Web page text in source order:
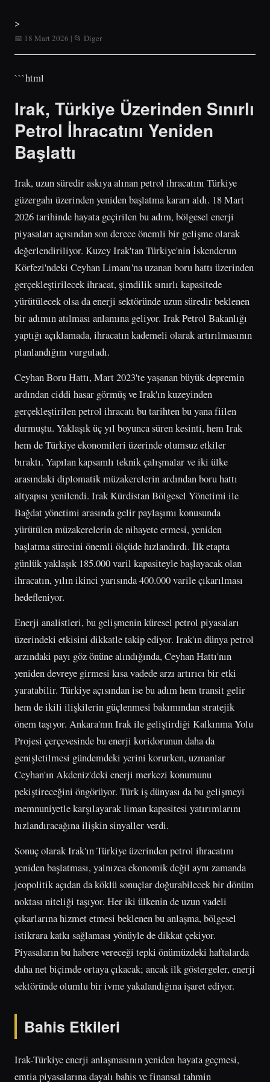
>
📅 18 Mart 2026 | 📂 Diger
```html
Irak, Türkiye Üzerinden Sınırlı
Petrol İhracatını Yeniden
Başlattı
Irak, uzun süredir askıya alınan petrol ihracatını Türkiye
güzergahı üzerinden yeniden başlatma kararı aldı. 18 Mart
2026 tarihinde hayata geçirilen bu adım, bölgesel enerji
piyasaları açısından son derece önemli bir gelişme olarak
değerlendiriliyor. Kuzey Irak'tan Türkiye'nin İskenderun
Körfezi'ndeki Ceyhan Limanı'na uzanan boru hattı üzerinden
gerçekleştirilecek ihracat, şimdilik sınırlı kapasitede
yürütülecek olsa da enerji sektöründe uzun süredir beklenen
bir adımın atılması anlamına geliyor. Irak Petrol Bakanlığı
yaptığı açıklamada, ihracatın kademeli olarak artırılmasının
planlandığını vurguladı.
Ceyhan Boru Hattı, Mart 2023'te yaşanan büyük depremin
ardından ciddi hasar görmüş ve Irak'ın kuzeyinden
gerçekleştirilen petrol ihracatı bu tarihten bu yana fiilen
durmuştu. Yaklaşık üç yıl boyunca süren kesinti, hem Irak
hem de Türkiye ekonomileri üzerinde olumsuz etkiler
bıraktı. Yapılan kapsamlı teknik çalışmalar ve iki ülke
arasındaki diplomatik müzakerelerin ardından boru hattı
altyapısı yenilendi. Irak Kürdistan Bölgesel Yönetimi ile
Bağdat yönetimi arasında gelir paylaşımı konusunda
yürütülen müzakerelerin de nihayete ermesi, yeniden
başlatma sürecini önemli ölçüde hızlandırdı. İlk etapta
günlük yaklaşık 185.000 varil kapasiteyle başlayacak olan
ihracatın, yılın ikinci yarısında 400.000 varile çıkarılması
hedefleniyor.
Enerji analistleri, bu gelişmenin küresel petrol piyasaları
üzerindeki etkisini dikkatle takip ediyor. Irak'ın dünya petrol
arzındaki payı göz önüne alındığında, Ceyhan Hattı'nın
yeniden devreye girmesi kısa vadede arzı artırıcı bir etki
yaratabilir. Türkiye açısından ise bu adım hem transit gelir
hem de ikili ilişkilerin güçlenmesi bakımından stratejik
önem taşıyor. Ankara'nın Irak ile geliştirdiği Kalkınma Yolu
Projesi çerçevesinde bu enerji koridorunun daha da
genişletilmesi gündemdeki yerini korurken, uzmanlar
Ceyhan'ın Akdeniz'deki enerji merkezi konumunu
pekiştireceğini öngörüyor. Türk iş dünyası da bu gelişmeyi
memnuniyetle karşılayarak liman kapasitesi yatırımlarını
hızlandıracağına ilişkin sinyaller verdi.
Sonuç olarak Irak'ın Türkiye üzerinden petrol ihracatını
yeniden başlatması, yalnızca ekonomik değil aynı zamanda
jeopolitik açıdan da köklü sonuçlar doğurabilecek bir dönüm
noktası niteliği taşıyor. Her iki ülkenin de uzun vadeli
çıkarlarına hizmet etmesi beklenen bu anlaşma, bölgesel
istikrara katkı sağlaması yönüyle de dikkat çekiyor.
Piyasaların bu habere vereceği tepki önümüzdeki haftalarda
daha net biçimde ortaya çıkacak; ancak ilk göstergeler, enerji
sektöründe olumlu bir ivme yakalandığına işaret ediyor.
Bahis Etkileri
Irak-Türkiye enerji anlaşmasının yeniden hayata geçmesi,
emtia piyasalarına dayalı bahis ve finansal tahmin